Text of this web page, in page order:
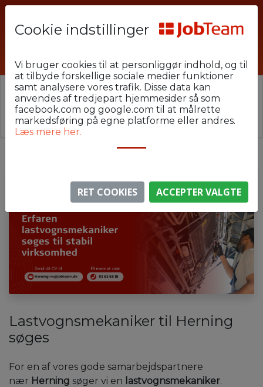
⚠️ Denne jobannonce er udløbet.
Stillingen er ikke længere aktiv, men du kan
lignende annoncer her.
Lastvognsmekaniker til Herning
søges
For en af vores gode samarbejdspartnere
nær Herning søger vi en lastvognsmekaniker.
Cookie indstillinger
Vi bruger cookies til at personliggør indhold, og til
at tilbyde forskellige sociale medier funktioner
samt analysere vores trafik. Disse data kan
anvendes af tredjepart hjemmesider så som
facebook.com og google.com til at målrette
markedsføring på egne platforme eller andres.
Læs mere her.
RET COOKIES ACCEPTER VALGTE